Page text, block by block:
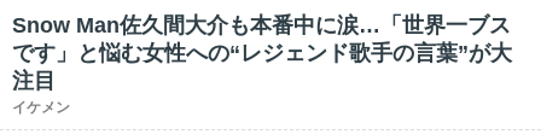
Snow Man佐久間大介も本番中に涙…「世界一ブス
です」と悩む女性への“レジェンド歌手の言葉”が大
注目
イケメン